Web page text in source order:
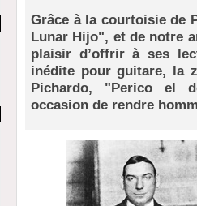
Grâce à la courtoisie de
Lunar Hijo", et de notre
plaisir d’offrir à ses
inédite pour guitare, la
Pichardo, "Perico el
occasion de rendre